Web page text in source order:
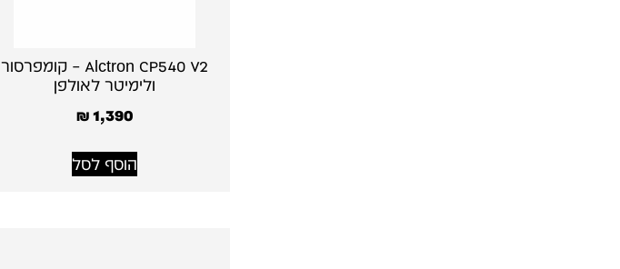
Alctron CP540 V2 – קומפרסור
ולימיטר לאולפן
₪1,390
הוסף לסל